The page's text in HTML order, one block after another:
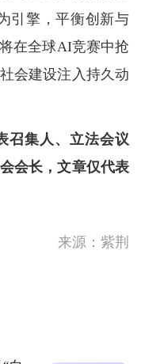
引擎，平衡创新与
在全球AI竞赛中抢
会建设注入持久动
召集人、立法会议
会长，文章仅代表
来源：紫荆
江
前